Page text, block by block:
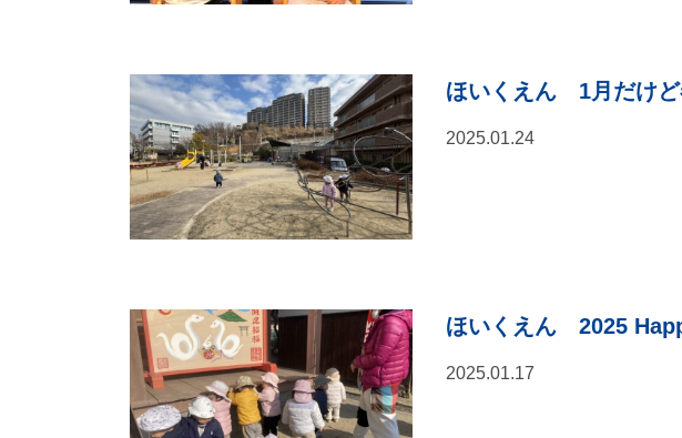
ほいくえん 1月だけど
2025.01.24
ほいくえん 2025
2025.01.17